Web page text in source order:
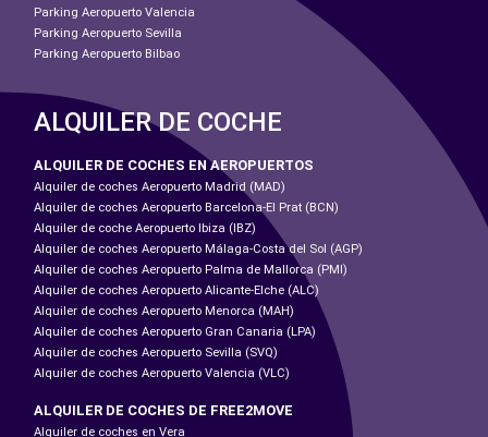
Parking Aeropuerto Valencia
Parking Aeropuerto Sevilla
Parking Aeropuerto Bilbao
ALQUILER DE COCHE
ALQUILER DE COCHES EN AEROPUERTOS
Alquiler de coches Aeropuerto Madrid (MAD)
Alquiler de coches Aeropuerto Barcelona-El Prat (BCN)
Alquiler de coche Aeropuerto Ibiza (IBZ)
Alquiler de coches Aeropuerto Málaga-Costa del Sol (AGP)
Alquiler de coches Aeropuerto Palma de Mallorca (PMI)
Alquiler de coches Aeropuerto Alicante-Elche (ALC)
Alquiler de coches Aeropuerto Menorca (MAH)
Alquiler de coches Aeropuerto Gran Canaria (LPA)
Alquiler de coches Aeropuerto Sevilla (SVQ)
Alquiler de coches Aeropuerto Valencia (VLC)
ALQUILER DE COCHES DE FREE2MOVE
Alquiler de coches en Vera